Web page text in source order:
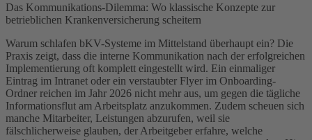
Das Kommunikations-Dilemma: Wo klassische Konzepte zur
betrieblichen Krankenversicherung scheitern
Warum schlafen bKV-Systeme im Mittelstand überhaupt ein? Die
Praxis zeigt, dass die interne Kommunikation nach der erfolgreichen
Implementierung oft komplett eingestellt wird. Ein einmaliger
Eintrag im Intranet oder ein verstaubter Flyer im Onboarding-
Ordner reichen im Jahr 2026 nicht mehr aus, um gegen die tägliche
Informationsflut am Arbeitsplatz anzukommen. Zudem scheuen sich
manche Mitarbeiter, Leistungen abzurufen, weil sie
fälschlicherweise glauben, der Arbeitgeber erfahre, welche